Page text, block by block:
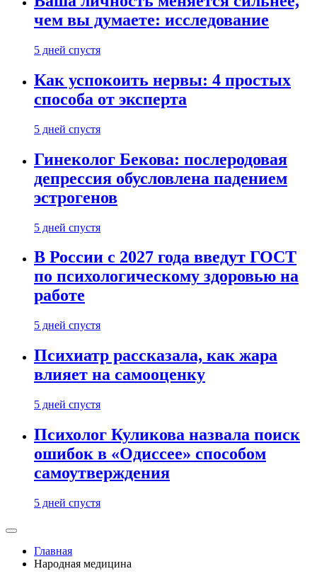
чем вы думаете: исследование
5 дней спустя
Как успокоить нервы: 4 простых
способа от эксперта
5 дней спустя
Гинеколог Бекова: послеродовая
депрессия обусловлена падением
эстрогенов
5 дней спустя
В России с 2027 года введут ГОСТ
по психологическому здоровью на
работе
5 дней спустя
Психиатр рассказала, как жара
влияет на самооценку
5 дней спустя
Психолог Куликова назвала поиск
ошибок в «Одиссее» способом
самоутверждения
5 дней спустя
Главная
Народная медицина